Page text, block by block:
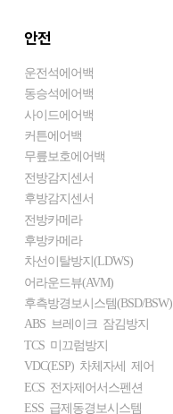
안전
운전석에어백
동승석에어백
사이드에어백
커튼에어백
무릎보호에어백
전방감지센서
후방감지센서
전방카메라
후방카메라
차선이탈방지(LDWS)
어라운드뷰(AVM)
후측방경보시스템(BSD/BSW)
ABS 브레이크 잠김방지
TCS 미끄럼방지
VDC(ESP) 차체자세 제어
ECS 전자제어서스펜션
ESS 급제동경보시스템